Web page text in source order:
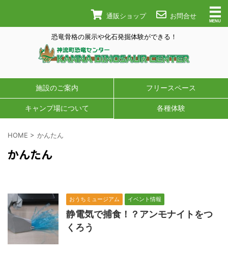
通販ショップ お問合せ
恐竜骨格の展示や化石発掘体験ができる！
施設のご案内 フリースペース
キャンプ場について 各種体験
HOME > かんたん
かんたん
おうちミュージアム イベント情報
静電気で捕食！？アンモナイトをつ
くろう